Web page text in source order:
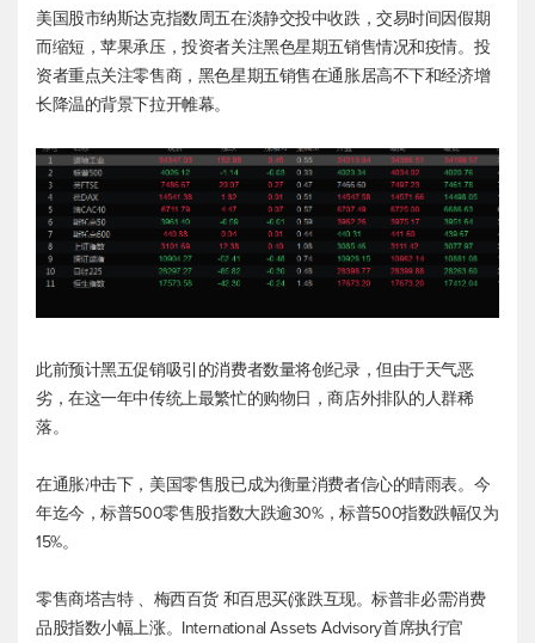
美国股市纳斯达克指数周五在淡静交投中收跌，交易时间因假期
而缩短，苹果承压，投资者关注黑色星期五销售情况和疫情。投
资者重点关注零售商，黑色星期五销售在通胀居高不下和经济增
长降温的背景下拉开帷幕。
此前预计黑五促销吸引的消费者数量将创纪录，但由于天气恶
劣，在这一年中传统上最繁忙的购物日，商店外排队的人群稀
落。
在通胀冲击下，美国零售股已成为衡量消费者信心的晴雨表。今
年迄今，标普500零售股指数大跌逾30%，标普500指数跌幅仅为
15%。
零售商塔吉特 、梅西百货 和百思买(涨跌互现。标普非必需消费
品股指数小幅上涨。International Assets Advisory首席执行官